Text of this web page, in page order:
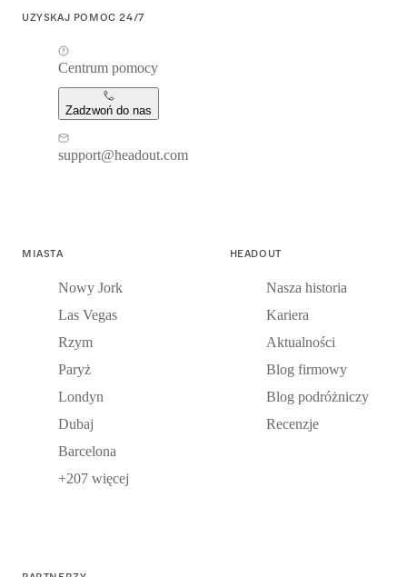
UZYSKAJ POMOC 24/7
Centrum pomocy
Zadzwoń do nas
support@headout.com
MIASTA
Nowy Jork
Las Vegas
Rzym
Paryż
Londyn
Dubaj
Barcelona
+207 więcej
HEADOUT
Nasza historia
Kariera
Aktualności
Blog firmowy
Blog podróżniczy
Recenzje